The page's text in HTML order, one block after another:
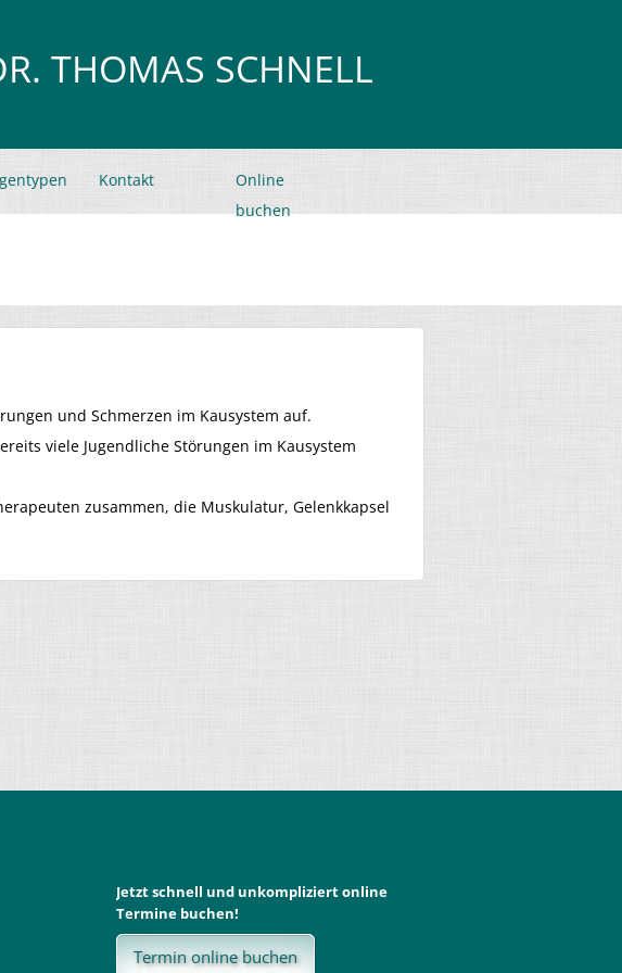
THOMAS SCHNELL
Kontakt
Online
buchen
und Schmerzen im Kausystem auf.
viele Jugendliche Störungen im Kausystem
zusammen, die Muskulatur, Gelenkkapsel
Jetzt schnell und unkompliziert online
Termine buchen!
Termin online buchen